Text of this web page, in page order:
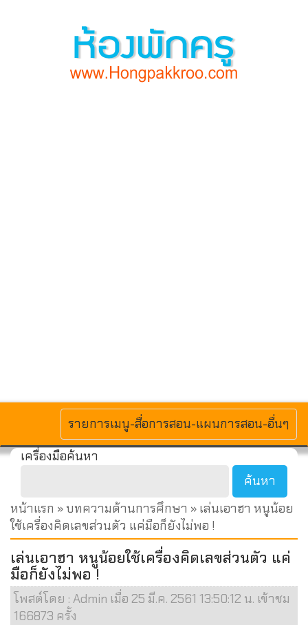
MENU
รายการเมนู-สื่อการสอน-แผนการสอน-อื่นๆ
เครื่องมือค้นหา
หน้าแรก »บทความด้านการศึกษา » เล่นเอาฮา หนูน้อย
ใช้เครื่องคิดเลขส่วนตัว แค่มือก็ยังไม่พอ !
เล่นเอาฮา หนูน้อยใช้เครื่องคิดเลขส่วนตัว แค่
มือก็ยังไม่พอ !
โพสต์โดย : Admin เมื่อ 25 มี.ค. 2561 13:50:12 น. เข้าชม
166873 ครั้ง